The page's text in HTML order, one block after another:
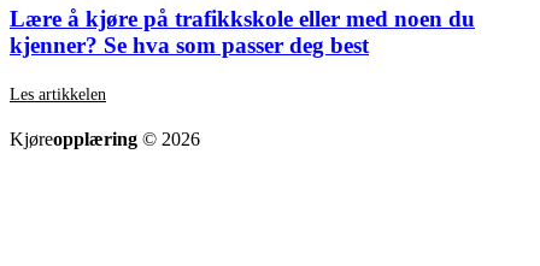
Lære å kjøre på trafikkskole eller med noen du
kjenner? Se hva som passer deg best
Les artikkelen
Kjøreopplæring © 2026